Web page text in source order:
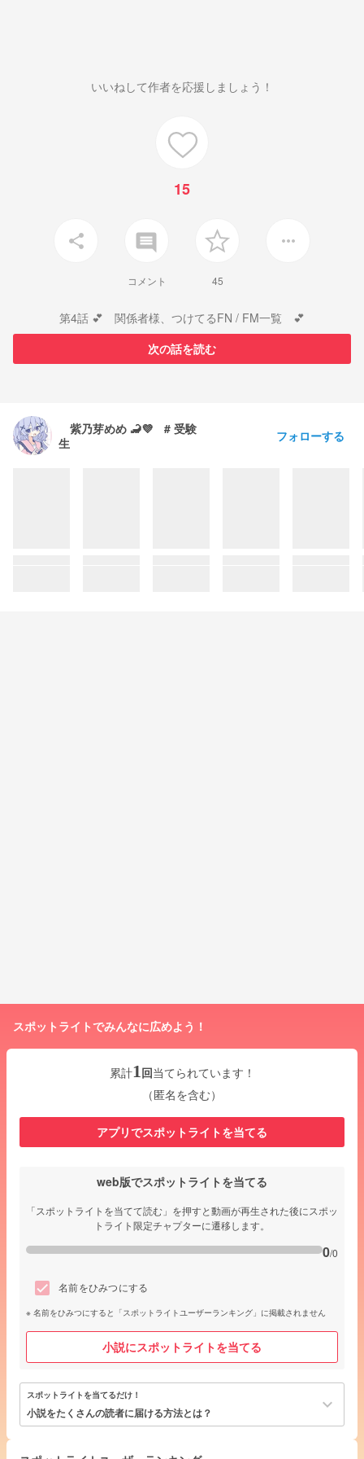
いいねして作者を応援しましょう！
15
share insert_comment
コメント 45
more_horiz
第4話 💕 関係者様、つけてるFN / FM一覧 💕
次の話を読む
紫乃芽めめ 🦂💜 # 受験
生
フォローする
スポットライトでみんなに広めよう！
累計1回当てられています！
（匿名を含む）
アプリでスポットライトを当てる
web版でスポットライトを当てる
「スポットライトを当てて読む」を押すと動画が再生された後にスポッ
トライト限定チャプターに遷移します。
0/0
名前をひみつにする
名前をひみつにすると「スポットライトユーザーランキング」に掲載されません
小説にスポットライトを当てる
スポットライトを当てるだけ！
小説をたくさんの読者に届ける方法とは？ keyboard_arrow_down